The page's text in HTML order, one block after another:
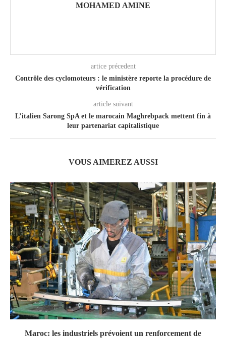
MOHAMED AMINE
artice précedent
Contrôle des cyclomoteurs : le ministère reporte la procédure de
vérification
article suivant
L’italien Sarong SpA et le marocain Maghrebpack mettent fin à
leur partenariat capitalistique
VOUS AIMEREZ AUSSI
Maroc: les industriels prévoient un renforcement de